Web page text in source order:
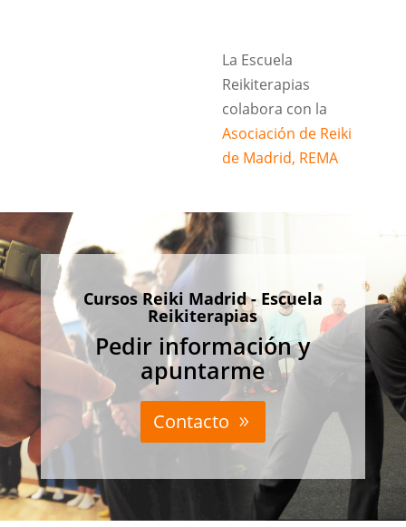
La Escuela
Reikiterapias
colabora con la
Asociación de Reiki
de Madrid, REMA
Cursos Reiki Madrid - Escuela
Reikiterapias
Pedir información y
apuntarme
Contacto